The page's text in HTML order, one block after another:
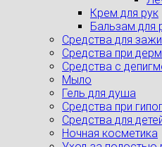
Крем для рук
Бальзам для
Средства для
Средства при
Cредства с
Мыло
Гель для душа
Средства при
Средства для
Ночная косметика